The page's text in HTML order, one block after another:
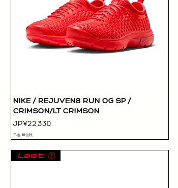
快速瀏覽
NIKE / REJUVEN8 RUN OG SP /
CRIMSON/LT CRIMSON
價格
JP¥22,330
已含 增值税
Last ①